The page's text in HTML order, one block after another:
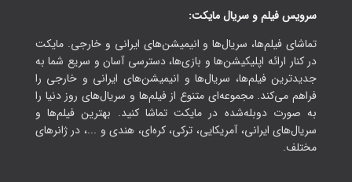
سرویس فیلم و سریال مایکت:
تماشای فیلم‌ها، سریال‌ها و انیمیشن‌های ایرانی و خارجی. مایکت
در کنار ارائه اپلیکیشن‌ها و بازی‌ها، دسترسی آسان و سریع شما به
جدیدترین فیلم‌ها، سریال‌ها و انیمیشن‌های ایرانی و خارجی را
فراهم می‌کند. مجموعه‌ای متنوع از فیلم‌ها و سریال‌های روز دنیا را
به صورت دوبله‌شده در مایکت تماشا کنید. بهترین فیلم‌ها و
سریال‌های ایرانی، آمریکایی، ترکی، کره‌ای، هندی و ...، در ژانرهای
مختلف.